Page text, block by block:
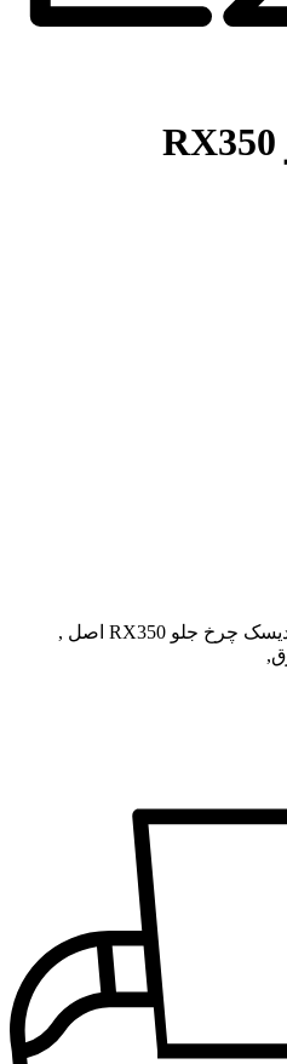
قیمت دیسک چرخ جلو RX350, دیسک چرخ جلو RX350 اصل ,